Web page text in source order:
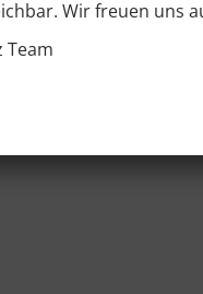
geehrt,
und das ganze Team
viel Gesundheit!
Wir freuen uns
Team